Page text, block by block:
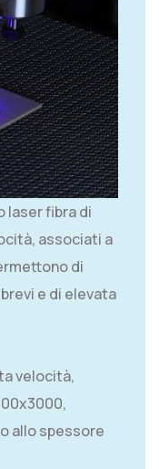
laser fibra di
associati a
di
e di elevata
velocità,
allo spessore